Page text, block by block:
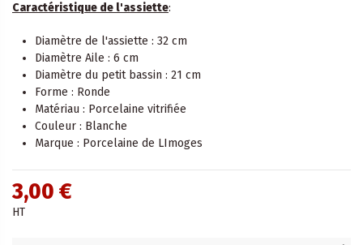
Caractéristique de l'assiette:
Diamètre de l'assiette : 32 cm
Diamètre Aile : 6 cm
Diamètre du petit bassin : 21 cm
Forme : Ronde
Matériau : Porcelaine vitrifiée
Couleur : Blanche
Marque : Porcelaine de LImoges
3,00 €
HT